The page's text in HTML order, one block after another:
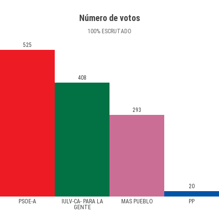
Número de votos
100% ESCRUTADO
PSOE-A
IULV-CA- PARA LA
GENTE
MAS PUEBLO PP
525
408
293
20